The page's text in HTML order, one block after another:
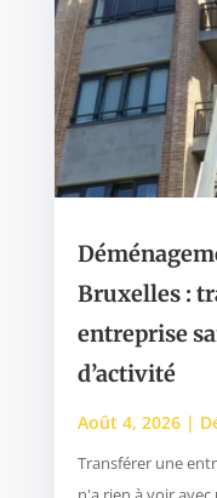
Bruxelles :
entreprise
d’activité
Août 4, 2026|
Transférer une